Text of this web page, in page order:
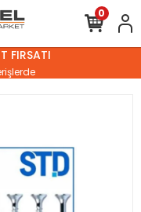
FIRSATI
0